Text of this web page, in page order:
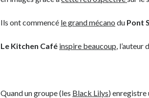
Ils ont commencé le grand mécano du Pont
Le Kitchen Café inspire beaucoup, l’auteur
Quand un groupe (les Black Lilys) enregistre